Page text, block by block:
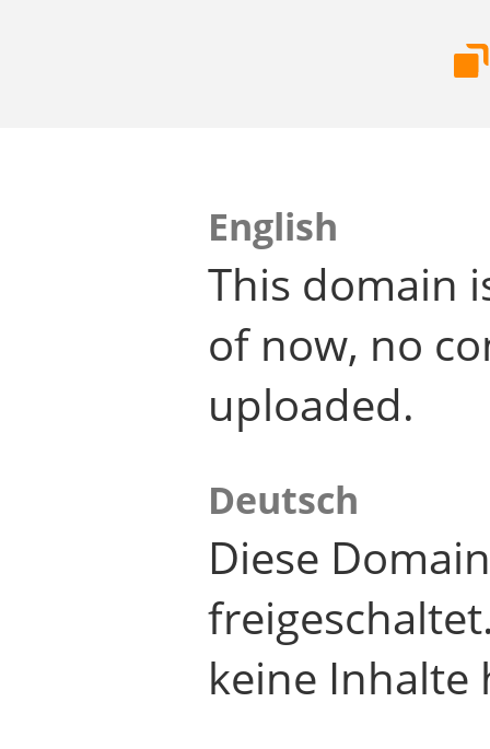
English
This domain
of now, no
uploaded.
Deutsch
Diese
keine Inhalte